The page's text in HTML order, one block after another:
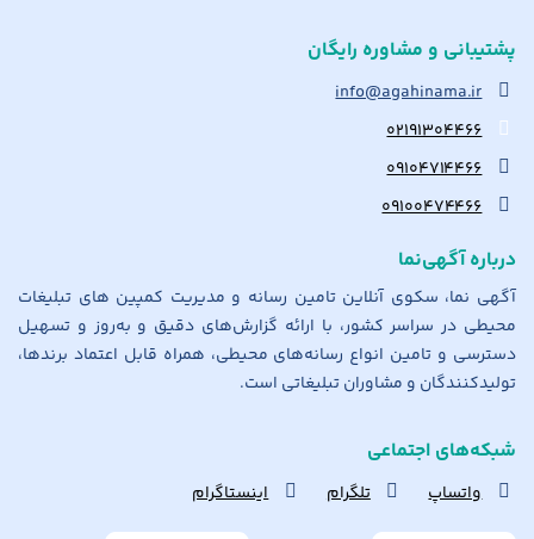
پشتیبانی و مشاوره رایگان
info@agahinama.ir
۰۲۱۹۱۳۰۴۴۶۶
۰۹۱۰۴۷۱۴۴۶۶
۰۹۱۰۰۴۷۴۴۶۶
درباره آگهی‌نما
آگهی نما، سکوی آنلاین تامین رسانه و مدیریت کمپین های تبلیغات
محیطی در سراسر کشور، با ارائه گزارش‌های دقیق و به‌روز و تسهیل
دسترسی و تامین انواع رسانه‌های محیطی، همراه قابل اعتماد برندها،
تولیدکنندگان و مشاوران تبلیغاتی است.
شبکه‌های اجتماعی
واتساپ تلگرام اینستاگرام